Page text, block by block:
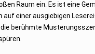
Raum ein. Es ist eine
auf einer ausgiebigen
die berühmte